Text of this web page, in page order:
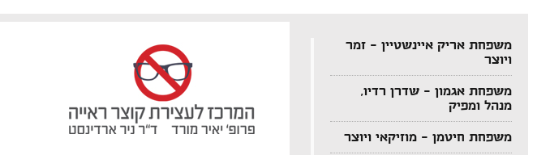
משפחת אריק איינשטיין – זמר
ויוצר
משפחת אגמון – שדרן רדיו,
מנהל ומפיק
משפחת חיטמן – מוזיקאי ויוצר